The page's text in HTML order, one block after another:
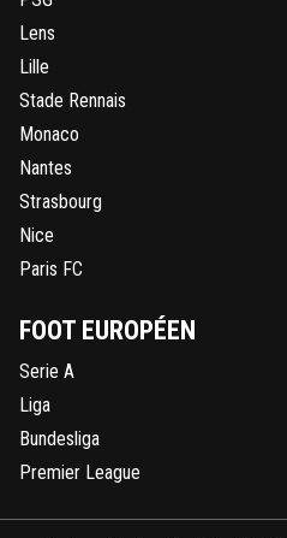
Lens
Lille
Stade Rennais
Monaco
Nantes
Strasbourg
Nice
Paris FC
FOOT EUROPÉEN
Serie A
Liga
Bundesliga
Premier League